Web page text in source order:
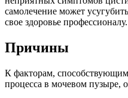
самолечение может
свое здоровье профессионалу.
Причины
К факторам,
процесса в мочевом пузыре,